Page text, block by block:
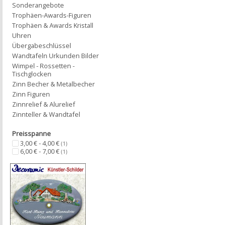
Sonderangebote
Trophäen-Awards-Figuren
Trophäen & Awards Kristall
Uhren
Übergabeschlüssel
Wandtafeln Urkunden Bilder
Wimpel - Rossetten -
Tischglocken
Zinn Becher & Metalbecher
Zinn Figuren
Zinnrelief & Alurelief
Zinnteller & Wandtafel
Preisspanne
3,00 € - 4,00 € (1)
6,00 € - 7,00 € (1)